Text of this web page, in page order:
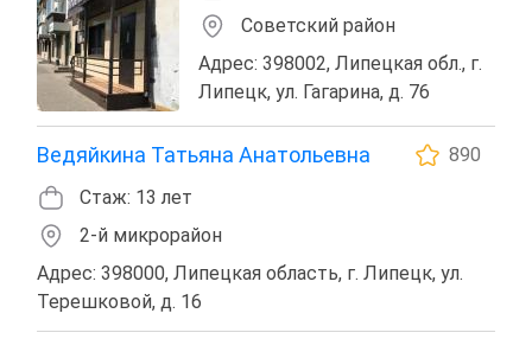
Советский район
Адрес: 398002, Липецкая обл., г.
Липецк, ул. Гагарина, д. 76
Ведяйкина Татьяна Анатольевна
890
Стаж: 13 лет
2-й микрорайон
Адрес: 398000, Липецкая область, г. Липецк, ул.
Терешковой, д. 16